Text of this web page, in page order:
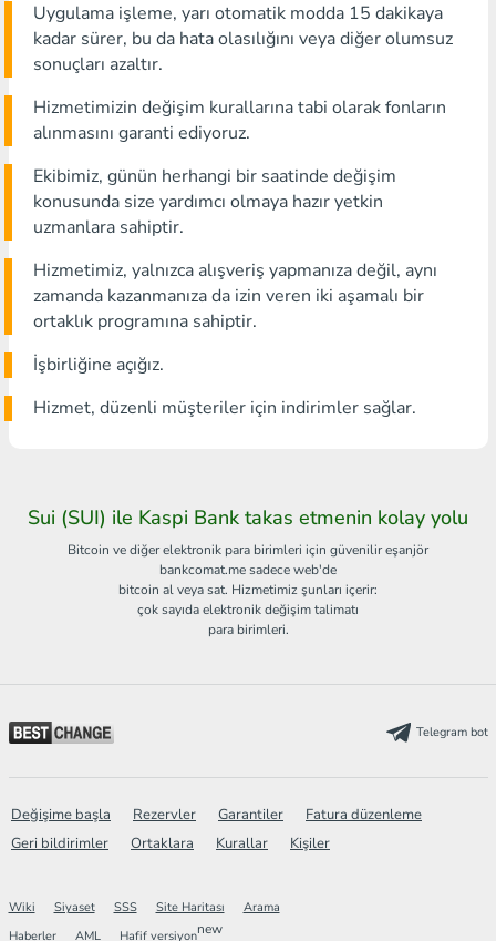
Uygulama işleme, yarı otomatik modda 15 dakikaya
kadar sürer, bu da hata olasılığını veya diğer olumsuz
sonuçları azaltır.
Hizmetimizin değişim kurallarına tabi olarak fonların
alınmasını garanti ediyoruz.
Ekibimiz, günün herhangi bir saatinde değişim
konusunda size yardımcı olmaya hazır yetkin
uzmanlara sahiptir.
Hizmetimiz, yalnızca alışveriş yapmanıza değil, aynı
zamanda kazanmanıza da izin veren iki aşamalı bir
ortaklık programına sahiptir.
İşbirliğine açığız.
Hizmet, düzenli müşteriler için indirimler sağlar.
Sui (SUI) ile Kaspi Bank takas etmenin kolay yolu
Bitcoin ve diğer elektronik para birimleri için güvenilir eşanjör
bankcomat.me sadece web'de
bitcoin al veya sat. Hizmetimiz şunları içerir:
çok sayıda elektronik değişim talimatı
para birimleri.
Telegram bot
Değişime başla Rezervler Garantiler
Fatura düzenleme
Geri bildirimler
Ortaklara Kurallar Kişiler
Wiki Siyaset SSS Site Haritası
Arama
Haberler
AML Hafif versiyonnew